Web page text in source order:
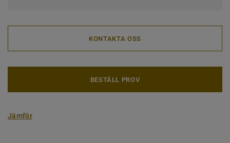
KONTAKTA OSS
BESTÄLL PROV
Jämför